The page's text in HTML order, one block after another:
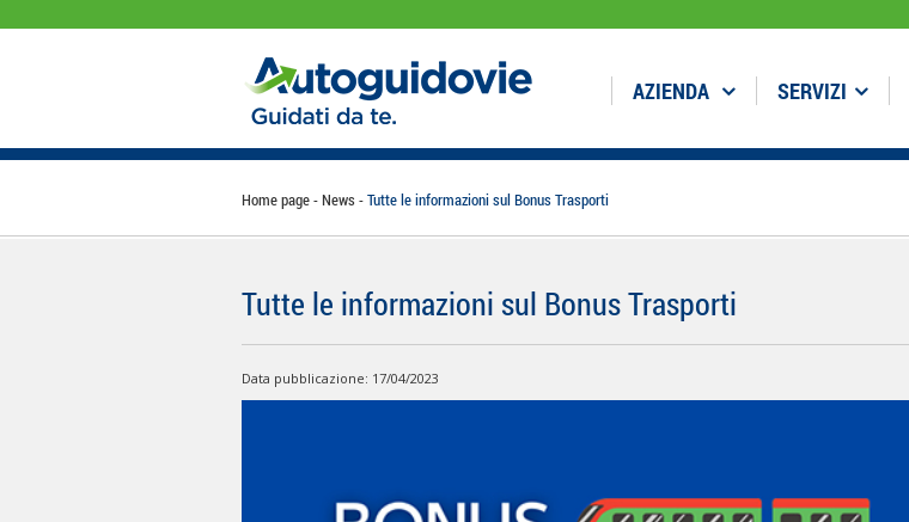
AZIENDA SERVIZI
Home page News Tutte le informazioni sul Bonus Trasporti
Tutte le informazioni sul Bonus Trasporti
Data pubblicazione: 17/04/2023